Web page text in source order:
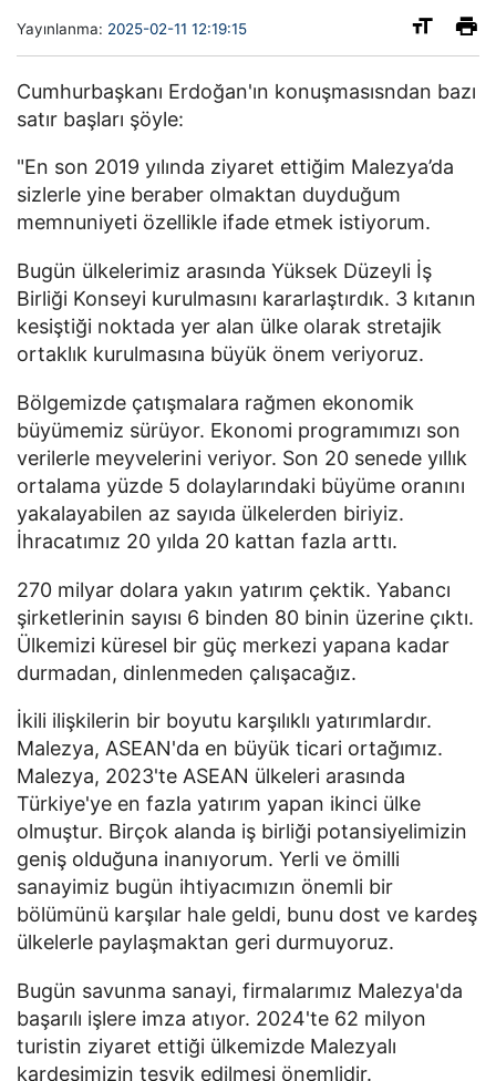
Yayınlanma: 2025-02-11 12:19:15
Cumhurbaşkanı Erdoğan'ın konuşmasısndan bazı
satır başları şöyle:
"En son 2019 yılında ziyaret ettiğim Malezya’da
sizlerle yine beraber olmaktan duyduğum
memnuniyeti özellikle ifade etmek istiyorum.
Bugün ülkelerimiz arasında Yüksek Düzeyli İş
Birliği Konseyi kurulmasını kararlaştırdık. 3 kıtanın
kesiştiği noktada yer alan ülke olarak stretajik
ortaklık kurulmasına büyük önem veriyoruz.
Bölgemizde çatışmalara rağmen ekonomik
büyümemiz sürüyor. Ekonomi programımızı son
verilerle meyvelerini veriyor. Son 20 senede yıllık
ortalama yüzde 5 dolaylarındaki büyüme oranını
yakalayabilen az sayıda ülkelerden biriyiz.
İhracatımız 20 yılda 20 kattan fazla arttı.
270 milyar dolara yakın yatırım çektik. Yabancı
şirketlerinin sayısı 6 binden 80 binin üzerine çıktı.
Ülkemizi küresel bir güç merkezi yapana kadar
durmadan, dinlenmeden çalışacağız.
İkili ilişkilerin bir boyutu karşılıklı yatırımlardır.
Malezya, ASEAN'da en büyük ticari ortağımız.
Malezya, 2023'te ASEAN ülkeleri arasında
Türkiye'ye en fazla yatırım yapan ikinci ülke
olmuştur. Birçok alanda iş birliği potansiyelimizin
geniş olduğuna inanıyorum. Yerli ve ömilli
sanayimiz bugün ihtiyacımızın önemli bir
bölümünü karşılar hale geldi, bunu dost ve kardeş
ülkelerle paylaşmaktan geri durmuyoruz.
Bugün savunma sanayi, firmalarımız Malezya'da
başarılı işlere imza atıyor. 2024'te 62 milyon
turistin ziyaret ettiği ülkemizde Malezyalı
kardeşimizin teşvik edilmesi önemlidir.